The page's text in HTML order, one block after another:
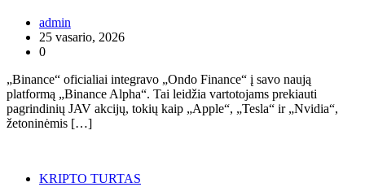
admin
25 vasario, 2026
0
„Binance“ oficialiai integravo „Ondo Finance“ į savo naują
platformą „Binance Alpha“. Tai leidžia vartotojams prekiauti
pagrindinių JAV akcijų, tokių kaip „Apple“, „Tesla“ ir „Nvidia“,
žetoninėmis […]
KRIPTO TURTAS